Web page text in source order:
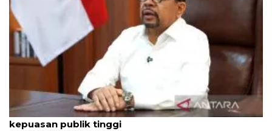
Qodari: Pemerintah tak puas diri meski tingkat
kepuasan publik tinggi